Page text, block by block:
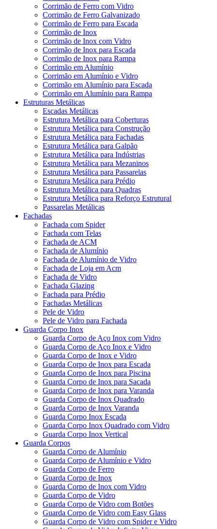
Corrimão de Ferro com Vidro
Corrimão de Ferro Galvanizado
Corrimão de Ferro para Escada
Corrimão de Inox
Corrimão de Inox com Vidro
Corrimão de Inox para Escada
Corrimão de Inox para Rampa
Corrimão em Alumínio
Corrimão em Alumínio e Vidro
Corrimão em Alumínio para Escada
Corrimão em Alumínio para Rampa
Estruturas Metálicas
Escadas Metálicas
Estrutura Metálica para Coberturas
Estrutura Metálica para Construção
Estrutura Metálica para Fachadas
Estrutura Metálica para Galpão
Estrutura Metálica para Indústrias
Estrutura Metálica para Mezaninos
Estrutura Metálica para Passarelas
Estrutura Metálica para Prédio
Estrutura Metálica para Quadras
Estrutura Metálica para Reforço Estrutural
Passarelas Metálicas
Fachadas
Fachada com Spider
Fachada com Telas
Fachada de ACM
Fachada de Alumínio
Fachada de Alumínio de Vidro
Fachada de Loja em Acm
Fachada de Vidro
Fachada Glazing
Fachada para Prédio
Fachadas Metálicas
Pele de Vidro
Pele de Vidro para Fachada
Guarda Corpo Inox
Guarda Corpo de Aço Inox com Vidro
Guarda Corpo de Aço Inox e Vidro
Guarda Corpo de Inox e Vidro
Guarda Corpo de Inox para Escada
Guarda Corpo de Inox para Piscina
Guarda Corpo de Inox para Sacada
Guarda Corpo de Inox para Varanda
Guarda Corpo de Inox Quadrado
Guarda Corpo de Inox Varanda
Guarda Corpo Inox Escada
Guarda Corpo Inox Quadrado com Vidro
Guarda Corpo Inox Vertical
Guarda Corpos
Guarda Corpo de Alumínio
Guarda Corpo de Alumínio e Vidro
Guarda Corpo de Ferro
Guarda Corpo de Inox
Guarda Corpo de Inox com Vidro
Guarda Corpo de Vidro
Guarda Corpo de Vidro com Botões
Guarda Corpo de Vidro com Easy Glass
Guarda Corpo de Vidro com Spider e Vidro